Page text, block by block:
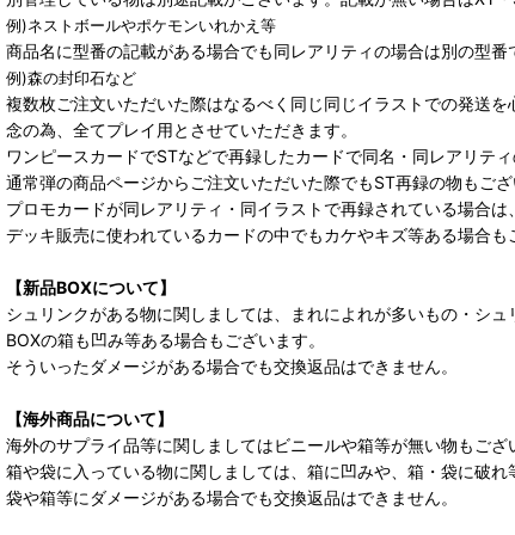
例)ネストボールやポケモンいれかえ等
商品名に型番の記載がある場合でも同レアリティの場合は別の型番
例)森の封印石など
複数枚ご注文いただいた際はなるべく同じ同じイラストでの発送
念の為、全てプレイ用とさせていただきます。
ワンピースカードでSTなどで再録したカードで同名・同レアリテ
通常弾の商品ページからご注文いただいた際でもST再録の物もござ
プロモカードが同レアリティ・同イラストで再録されている場合は
デッキ販売に使われているカードの中でもカケやキズ等ある場合も
【新品BOXについて】
シュリンクがある物に関しましては、まれによれが多いもの・シ
BOXの箱も凹み等ある場合もございます。
そういったダメージがある場合でも交換返品はできません。
【海外商品について】
海外のサプライ品等に関しましてはビニールや箱等が無い物もござ
箱や袋に入っている物に関しましては、箱に凹みや、箱・袋に破れ
袋や箱等にダメージがある場合でも交換返品はできません。